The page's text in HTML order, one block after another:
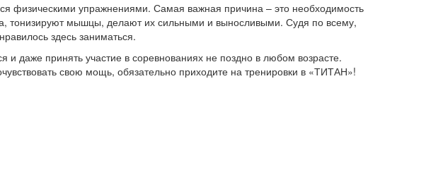
физическими упражнениями. Самая важная причина – это необходимость
тонизируют мышцы, делают их сильными и выносливыми. Судя по всему,
здесь заниматься.
даже принять участие в соревнованиях не поздно в любом возрасте.
свою мощь, обязательно приходите на тренировки в «ТИТАН»!